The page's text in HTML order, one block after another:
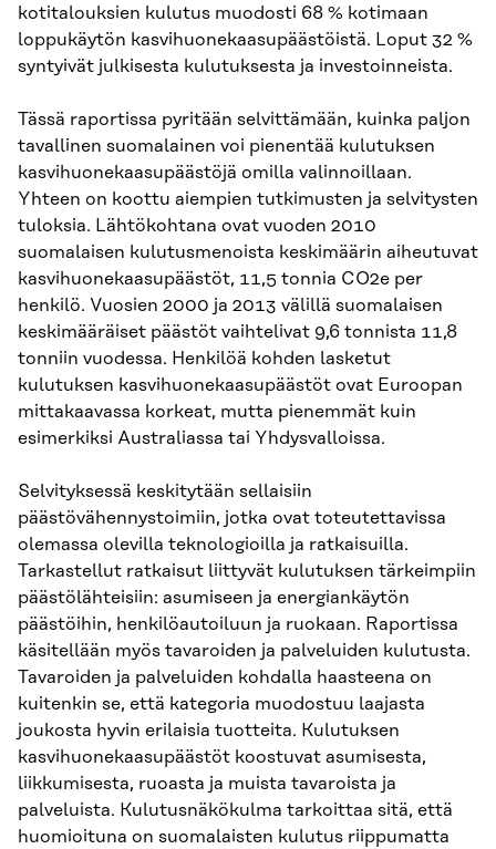
kotitalouksien kulutus muodosti 68 % kotimaan
loppukäytön kasvihuonekaasupäästöistä. Loput 32 %
syntyivät julkisesta kulutuksesta ja investoinneista.
Tässä raportissa pyritään selvittämään, kuinka paljon
tavallinen suomalainen voi pienentää kulutuksen
kasvihuonekaasupäästöjä omilla valinnoillaan.
Yhteen on koottu aiempien tutkimusten ja selvitysten
tuloksia. Lähtökohtana ovat vuoden 2010
suomalaisen kulutusmenoista keskimäärin aiheutuvat
kasvihuonekaasupäästöt, 11,5 tonnia CO2e per
henkilö. Vuosien 2000 ja 2013 välillä suomalaisen
keskimääräiset päästöt vaihtelivat 9,6 tonnista 11,8
tonniin vuodessa. Henkilöä kohden lasketut
kulutuksen kasvihuonekaasupäästöt ovat Euroopan
mittakaavassa korkeat, mutta pienemmät kuin
esimerkiksi Australiassa tai Yhdysvalloissa.
Selvityksessä keskitytään sellaisiin
päästövähennystoimiin, jotka ovat toteutettavissa
olemassa olevilla teknologioilla ja ratkaisuilla.
Tarkastellut ratkaisut liittyvät kulutuksen tärkeimpiin
päästölähteisiin: asumiseen ja energiankäytön
päästöihin, henkilöautoiluun ja ruokaan. Raportissa
käsitellään myös tavaroiden ja palveluiden kulutusta.
Tavaroiden ja palveluiden kohdalla haasteena on
kuitenkin se, että kategoria muodostuu laajasta
joukosta hyvin erilaisia tuotteita. Kulutuksen
kasvihuonekaasupäästöt koostuvat asumisesta,
liikkumisesta, ruoasta ja muista tavaroista ja
palveluista. Kulutusnäkökulma tarkoittaa sitä, että
huomioituna on suomalaisten kulutus riippumatta